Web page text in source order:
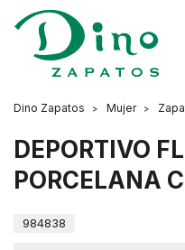
Dino Zapatos Mujer
DEPORTIVO
PORCELANA
984838